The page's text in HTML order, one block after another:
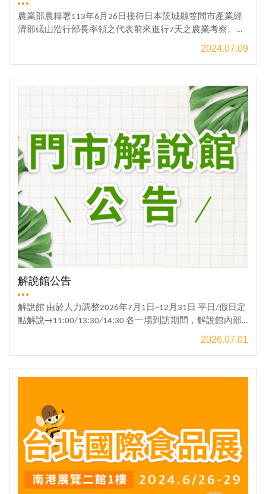
農業部農糧署113年6月26日接待日本茨城縣笠間市產業經
濟部礒山浩行部長率領之代表前來進行7天之農業考察。本
次日方來臺主要是該市重視消費者所關心的食品安全問
歷農產品經營據點共10處。-引用自農業部農糧署網站點擊
看完整新聞稿夏日的午後，由農糧署帶隊而來，其中有幾
位遠從日本而來的貴賓~來自日本茨城縣 笠間市農業公社-
持丸聖哉和笠間市產業經濟部農政課-田代智香來到「賴爺
爺蜜蜂小森林」了解一下我們家蜂蜜的產銷履歷!!由「宏基
蜂蜜」的品牌創始人兼養蜂一甲子的-賴朝賢，賴爺爺為貴
賓們分享農場/蜜蜂/蜂蜜的小故事。食安問題是大家共同關
注的議題，不分國界與地域。而台灣產銷履歷，由行政院
農業委員會推動的自願性農產品驗證制度 ，於2020年時加
入「蜂蜜」TGAP「台灣良好農業規範」，建立了蜂蜜的產
銷履歷驗證執行的查驗基準。具有產銷履歷的蜂蜜，皆限
定為台灣本產，從蜂場選擇、餵飼、縮減擴增、清潔消
毒，還有採收、倉儲、檢驗分裝等流程，都必須符合TGAP
之規範與要求。宏基蜜蜂生態農場 (宏基蜂蜜)，為2020年
首家通過產銷履歷農產品集團驗證之蜂蜜生產業者，並以
「蜜笈 龍眼蜂蜜」「蜜笈 荔枝蜂蜜 」取得TAP產銷履歷驗
證標章。說到職業的熱愛，真的要向賴爺爺學習，養蜂一
輩子，說起蜜蜂是滿臉的熱情，總是有說不完的話想與大
推廣，希望貴賓們都可以在這裡找到屬於自己喜歡的蜂蜜~
聽完賴爺爺的分享後，換到DIY區，自己動手做蜂蠟紫草
膏，這罐小小的紫草膏在夏天可說是包包必備小物，在戶
意見，這種彼此的經驗交流，是參訪最可貴的地方!!產銷履
歷蜂蜜：https://www.hgbees.com.tw/product-type196.html
2024.07.09
觀看更多
解說館公告
解說館 由於人力調整2026年7月1日~12月31日 平日/假日定
點解說→11:00/13:30/14:30 各一場到訪期間，解說館內部
文宣，可自行翻閱。平日若有十人以上參訪需求，請提前
2026.07.01
觀看更多